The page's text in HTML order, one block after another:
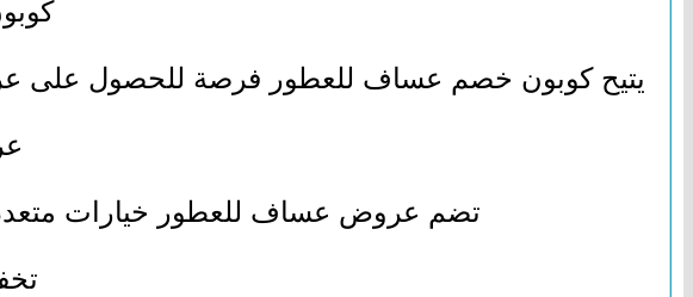
يتيح كوبون خصم عساف للعطور فرصة للحصول على
تضم عروض عساف للعطور خيارات